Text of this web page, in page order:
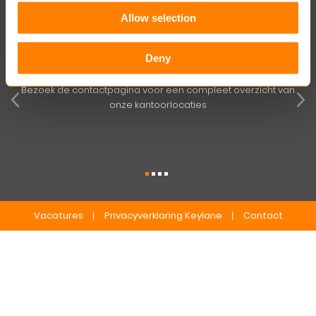
Allow selection
Deny
Keylane Nederland (HQ)
T+31 88 404 50 00
info@keylane.com
Bezoek de contactpagina voor een compleet overzicht van
onze kantoorlocaties
Vacatures Privacyverklaring Keylane Contact